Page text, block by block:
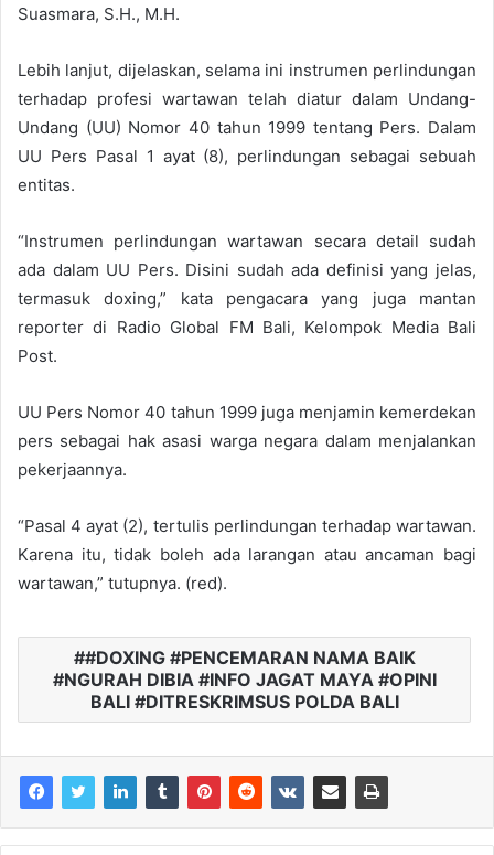
Suasmara, S.H., M.H.
Lebih lanjut, dijelaskan, selama ini instrumen perlindungan
terhadap profesi wartawan telah diatur dalam Undang-
Undang (UU) Nomor 40 tahun 1999 tentang Pers. Dalam
UU Pers Pasal 1 ayat (8), perlindungan sebagai sebuah
entitas.
“Instrumen perlindungan wartawan secara detail sudah
ada dalam UU Pers. Disini sudah ada definisi yang jelas,
termasuk doxing,” kata pengacara yang juga mantan
reporter di Radio Global FM Bali, Kelompok Media Bali
Post.
UU Pers Nomor 40 tahun 1999 juga menjamin kemerdekan
pers sebagai hak asasi warga negara dalam menjalankan
pekerjaannya.
“Pasal 4 ayat (2), tertulis perlindungan terhadap wartawan.
Karena itu, tidak boleh ada larangan atau ancaman bagi
wartawan,” tutupnya. (red).
#DOXING #PENCEMARAN NAMA BAIK
#NGURAH DIBIA #INFO JAGAT MAYA #OPINI
BALI #DITRESKRIMSUS POLDA BALI